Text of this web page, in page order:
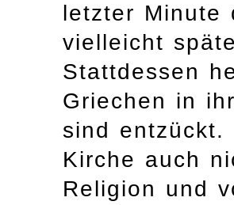
letzter Minute
vielleicht
Stattdessen
Griechen in
sind
Kirche auch
Religion und